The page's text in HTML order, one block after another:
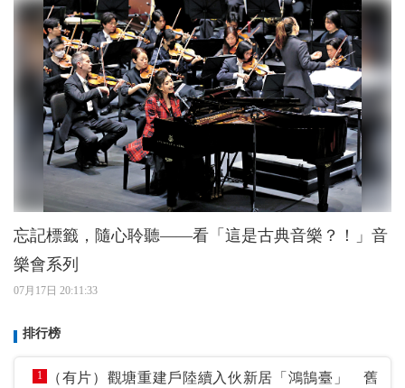
忘記標籤，隨心聆聽——看「這是古典音樂？！」音
樂會系列
07月17日 20:11:33
排行榜
1
（有片）觀塘重建戶陸續入伙新居「鴻鵠臺」 舊